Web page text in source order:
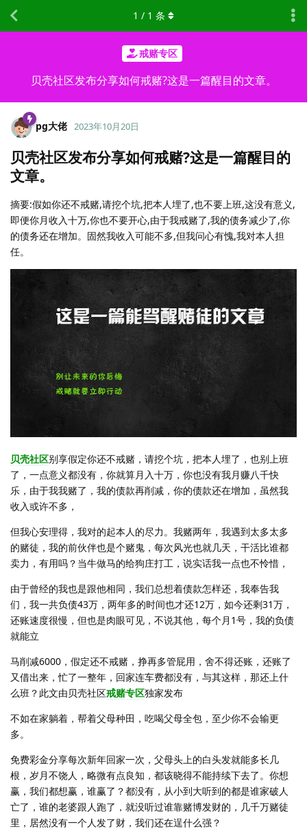
戒赌专区
贝壳社区发布分享如何戒赌?这是一篇醒目的文章。
1 / 1 条
pg大佬 2023年10月20日
贝壳社区发布分享如何戒赌?这是一篇醒目的
文章。
摘要:假如你还不戒赌,请挖个坑,把本人埋了,也不要上班,这没有意义,
即便你月收入十万,你也不要开心,由于我戒赌了,我的债务减少了,你
的债务还在增加。固然我收入可能不多,但我问心有愧,我对本人担
任。
贝壳社区别享假定你还不戒赌，请挖个坑，把本人埋了，也别上班
了，一点意义都没有，你就算月入十万，你也没有我月赚八千快
乐，由于我我赌了，我的债款再削减，你的债款还在增加，虽然我
收入或许不多，
但我心安理得，我对的起本人的尽力。我赌两年，我遇到太多太多
的赌徒，我的前伙伴也是个赌鬼，每次风光也就几天，干活比谁都
卖力，有用吗？当牛做马的给狗庄打工，说实话我一点也不怜惜，
由于曾经的我也是跟他相同，我们总想着债款怎样还，我奉告我
们，我一共负债43万，两年多的时间也才还12万，如今还剩31万，
还账速度很慢，但也是肉眼可见，不说其他，每个月1号，我的负债
就能立
马削减6000，假定还不戒赌，挣再多管屁用，舍不得还账，还账了
又借出来，忙了一整年，回家连车费都没有，与其这样，那还上什
么班？此文由贝壳社区戒赌专区独家发布
不如在家躺着，帮着父母种田，吃喝父母全包，至少你不会输更
多。
免费彩金分享每次新年回家一次，父母头上的白头发就能多长几
根，岁月不饶人，略微有点良知，都该晓得不能持续下去了。你想
赢，我们都想赢，谁赢了？都没有，从小到大听到的都是谁家破人
亡了，谁的老婆跟人跑了，就没听过谁靠赌博发财的，几千万赌徒
里，居然没有一个人发了财，我们还在逞什么强？